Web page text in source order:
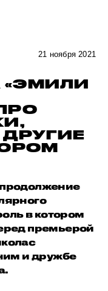
21 ноября 2021
в котором
премьерой
и дружбе